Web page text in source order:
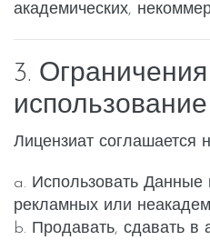
академических,
3.
использование
Лицензиат соглашается
a. Использовать Данные
рекламных или
b. Продавать, сдавать в